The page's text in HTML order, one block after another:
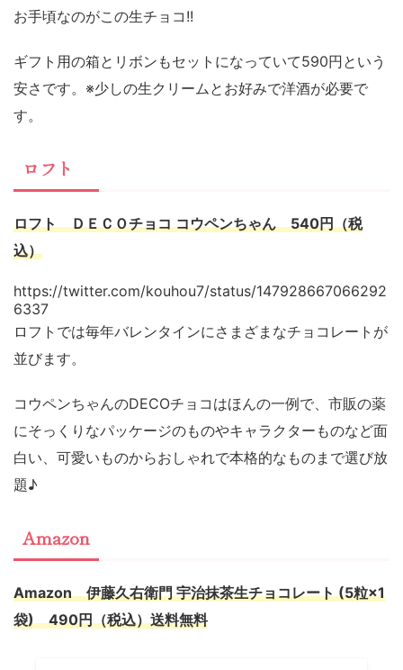
お手頃なのがこの生チョコ!!
ギフト用の箱とリボンもセットになっていて590円という
安さです。※少しの生クリームとお好みで洋酒が必要で
す。
ロフト
ロフト ＤＥＣＯチョコ コウペンちゃん 540円（税
込）
https://twitter.com/kouhou7/status/147928667066292
6337
ロフトでは毎年バレンタインにさまざまなチョコレートが
並びます。
コウペンちゃんのDECOチョコはほんの一例で、市販の薬
にそっくりなパッケージのものやキャラクターものなど面
白い、可愛いものからおしゃれで本格的なものまで選び放
題♪
Amazon
Amazon 伊藤久右衛門 宇治抹茶生チョコレート (5粒×1
袋) 490円（税込）送料無料